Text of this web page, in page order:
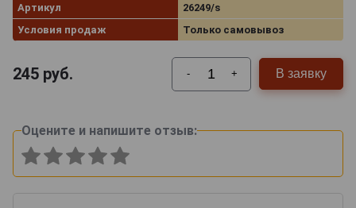
Артикул
26249/s
Условия продаж
Только самовывоз
245 руб. - + В заявку
Оцените и напишите отзыв: